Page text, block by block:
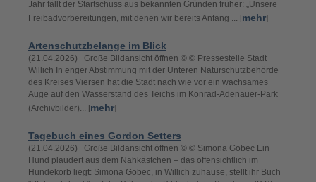
Jahr fällt der Startschuss aus bekannten Gründen früher: „Unsere
Freibadvorbereitungen, mit denen wir bereits Anfang ... [mehr]
Artenschutzbelange im Blick
(21.04.2026) Große Bildansicht öffnen © © Pressestelle Stadt
Willich In enger Abstimmung mit der Unteren Naturschutzbehörde
des Kreises Viersen hat die Stadt nach wie vor ein wachsames
Auge auf den Wasserstand des Teichs im Konrad-Adenauer-Park
(Archivbilder)... [mehr]
Tagebuch eines Gordon Setters
(21.04.2026) Große Bildansicht öffnen © © Simona Gobec Ein
Hund plaudert aus dem Nähkästchen – das offensichtlich im
Hundekorb liegt: Simona Gobec, in Willich zuhause, stellt ihr Buch